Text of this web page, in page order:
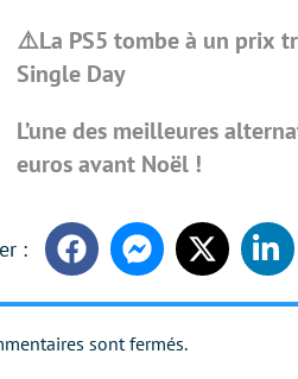
⚠️La PS5 tombe à un prix
Single Day
L’une des meilleures
euros avant Noël !
FacebookMessengerTwitter
sont fermés.